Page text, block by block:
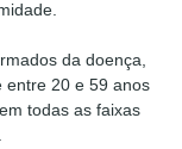
da doença,
entre 20 e 59 anos
todas as faixas